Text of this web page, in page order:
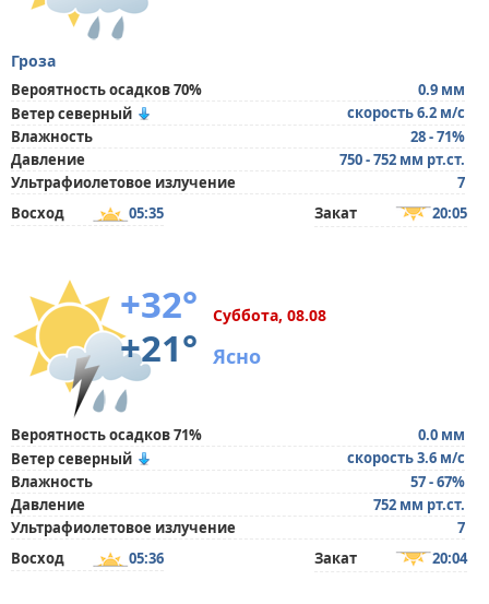
Гроза
Вероятность осадков 70%
0.9 мм
Ветер северный
скорость 6.2 м/с
Влажность
28 - 71%
Давление
750 - 752 мм рт.ст.
Ультрафиолетовое излучение
7
Восход
05:35 Закат 20:05
+32°
+21°
Суббота, 08.08
Ясно
Вероятность осадков 71%
0.0 мм
Ветер северный
скорость 3.6 м/с
Влажность
57 - 67%
Давление
752 мм рт.ст.
Ультрафиолетовое излучение
7
Восход
05:36 Закат 20:04